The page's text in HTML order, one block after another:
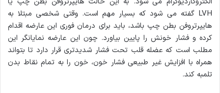
LVH گفته می شود که بسیار مهم است. وقتی شخصی مبتلا به
هایپرتروفن بطن چپ باشد، باید برای درمان فوری این عارضه اقدام
کرده و فشار خونش را پایین بیاورد. چون این عارضه نمایانگر این
مطلب است که عضله قلب تحت فشار شدیدتری قرار دارد تا بتواند
همراه با افزایش غیر طبیعی فشار خون، خون را به تمام نقاط بدن
تلمبه کند.